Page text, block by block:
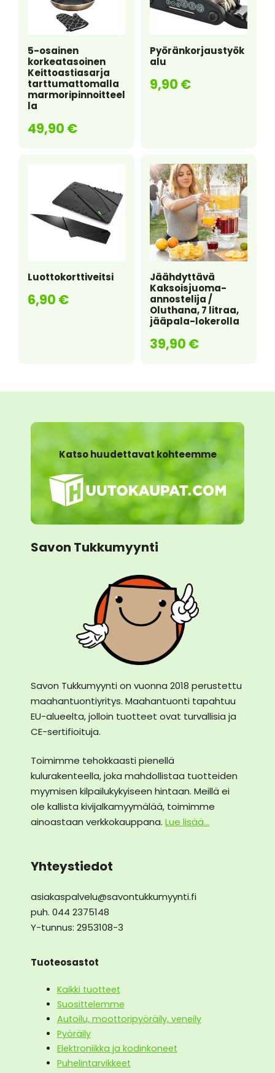
5-osainen
korkeatasoinen
Keittoastiasarja
tarttumattomalla
marmoripinnoitteel
la
49,90 €
Pyöränkorjaustyök
alu
9,90 €
Luottokorttiveitsi
6,90 €
Jäähdyttävä
Kaksoisjuoma-
annostelija /
Oluthana, 7 litraa,
jääpala-lokerolla
39,90 €
Katso huudettavat kohteemme
Savon Tukkumyynti
Savon Tukkumyynti on vuonna 2018 perustettu
maahantuontiyritys. Maahantuonti tapahtuu
EU-alueelta, jolloin tuotteet ovat turvallisia ja
CE-sertifioituja.
Toimimme tehokkaasti pienellä
kulurakenteella, joka mahdollistaa tuotteiden
myymisen kilpailukykyiseen hintaan. Meillä ei
ole kallista kivijalkamyymälää, toimimme
ainoastaan verkkokauppana. Lue lisää...
Yhteystiedot
asiakaspalvelu@savontukkumyynti.fi
puh. 044 2375148
Y-tunnus: 2953108-3
Tuoteosastot
Kaikki tuotteet
Suosittelemme
Autoilu, moottoripyöräily, veneily
Pyöräily
Elektroniikka ja kodinkoneet
Puhelintarvikkeet